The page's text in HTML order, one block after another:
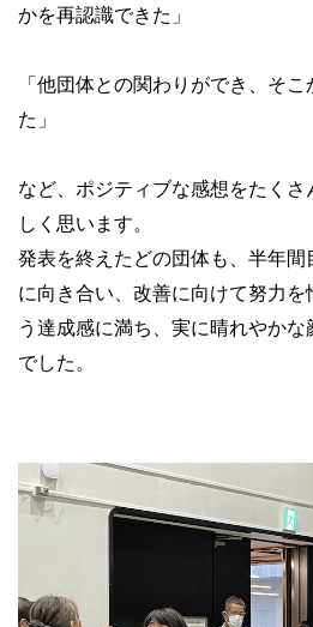
かを再認識できた」
「他団体との関わりができ、そ
た」
など、ポジティブな感想をたく
しく思います。
発表を終えたどの団体も、半年間
に向き合い、改善に向けて努力
う達成感に満ち、実に晴れやか
でした。